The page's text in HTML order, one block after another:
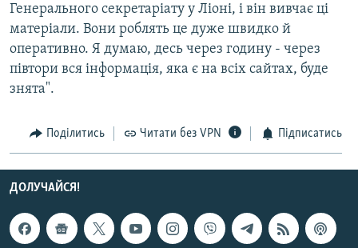
Генерального секретаріату у Ліоні, і він вивчає ці
матеріали. Вони роблять це дуже швидко й
оперативно. Я думаю, десь через годину - через
півтори вся інформація, яка є на всіх сайтах, буде
знята".
Поділитись Читати без VPN Підписатись
ДОЛУЧАЙСЯ!